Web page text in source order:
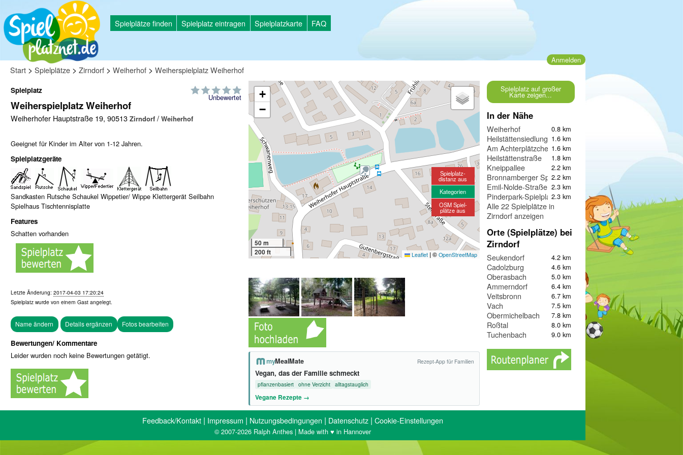
Spielplätze finden Spielplatz eintragen Spielplatzkarte FAQ
Anmelden
Start > Spielplätze > Zirndorf > Weiherhof > Weiherspielplatz Weiherhof
Unbewertet
Spielplatz
Weiherspielplatz Weiherhof
Weiherhofer Hauptstraße 19, 90513 Zirndorf / Weiherhof
Geeignet für Kinder im Alter von 1-12 Jahren.
Spielplatzgeräte
Sandkasten Rutsche Schaukel Wippetier/ Wippe Klettergerät Seilbahn
Spielhaus Tischtennisplatte
Features
Schatten vorhanden
Letzte Änderung: 2017-04-03 17:20:24
Spielplatz wurde von einem Gast angelegt.
Fotos bearbeiten
Bewertungen/ Kommentare
Leider wurden noch keine Bewertungen getätigt.
+
−
50 m
200 ft
Leaflet |© OpenStreetMap
Spielplatz-
distanz aus
Kategorien
OSM Spiel-
plätze aus
myMealMate Rezept-App für Familien
Vegan, das der Familie schmeckt
pflanzenbasiert ohne Verzicht alltagstauglich
Vegane Rezepte →
Spielplatz auf großer
Karte zeigen...
In der Nähe
Weiherhof 0.8 km
Heilstättensiedlung 1.6 km
Am Achterplätzchen1.6 km
Heilstättenstraße 1.8 km
Kneippallee 2.2 km
Bronnamberger Spielplatz
2.2 km
Emil-Nolde-Straße 2.3 km
Pinderpark-Spielplatz2.3 km
Alle 22 Spielplätze in
Zirndorf anzeigen
Orte (Spielplätze) bei
Zirndorf
Seukendorf 4.2 km
Cadolzburg 4.6 km
Oberasbach 5.0 km
Ammerndorf 6.4 km
Veitsbronn 6.7 km
Vach 7.5 km
Obermichelbach 7.8 km
Roßtal 8.0 km
Tuchenbach 9.0 km
Feedback/Kontakt | Impressum | Nutzungsbedingungen | Datenschutz | Cookie-Einstellungen
© 2007-2026 Ralph Anthes | Made with ♥ in Hannover